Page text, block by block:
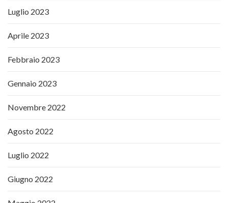
Luglio 2023
Aprile 2023
Febbraio 2023
Gennaio 2023
Novembre 2022
Agosto 2022
Luglio 2022
Giugno 2022